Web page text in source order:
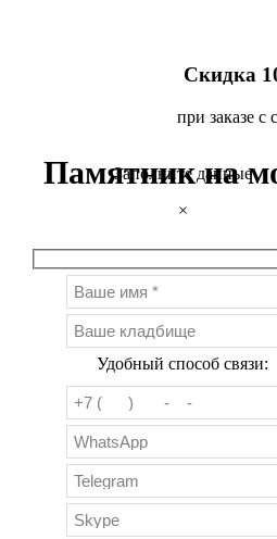
Скидка
при заказе с
Памятник на
Заполните данные
×
Удобный способ связи: